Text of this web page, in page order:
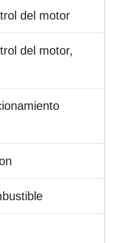
del motor
del motor,